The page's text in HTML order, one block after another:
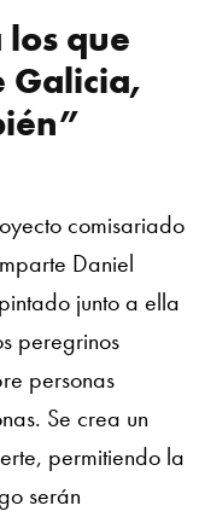
que
Galicia,
comisariado
Daniel
junto a ella
peregrinos
personas
Se crea un
permitiendo la
serán